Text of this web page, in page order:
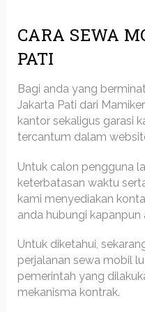
CARA SEWA
PATI
Bagi anda yang
Jakarta Pati dari
kantor sekaligus garasi
tercantum dalam
Untuk calon pengguna
keterbatasan waktu
kami menyediakan
anda hubungi kapanpun
Untuk diketahui,
perjalanan sewa mobil
pemerintah yang
mekanisma kontrak.